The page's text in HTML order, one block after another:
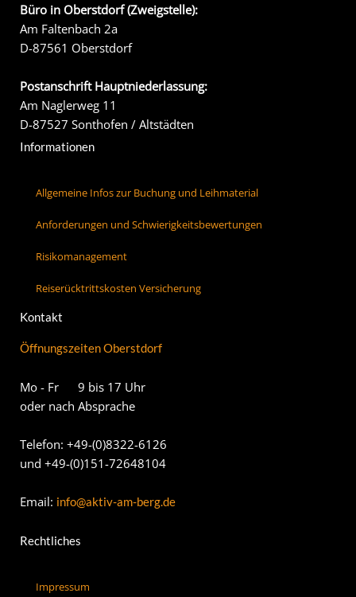
Büro in Oberstdorf (Zweigstelle):
Am Faltenbach 2a
D-87561 Oberstdorf
Postanschrift Hauptniederlassung:
Am Naglerweg 11
D-87527 Sonthofen / Altstädten
Informationen
Allgemeine Infos zur Buchung und Leihmaterial
Anforderungen und Schwierigkeitsbewertungen
Risikomanagement
Reiserücktrittskosten Versicherung
Kontakt
Öffnungszeiten Oberstdorf
Mo - Fr 9 bis 17 Uhr
oder nach Absprache
Telefon: +49-(0)8322-6126
und +49-(0)151-72648104
Email: info@aktiv-am-berg.de
Rechtliches
Impressum